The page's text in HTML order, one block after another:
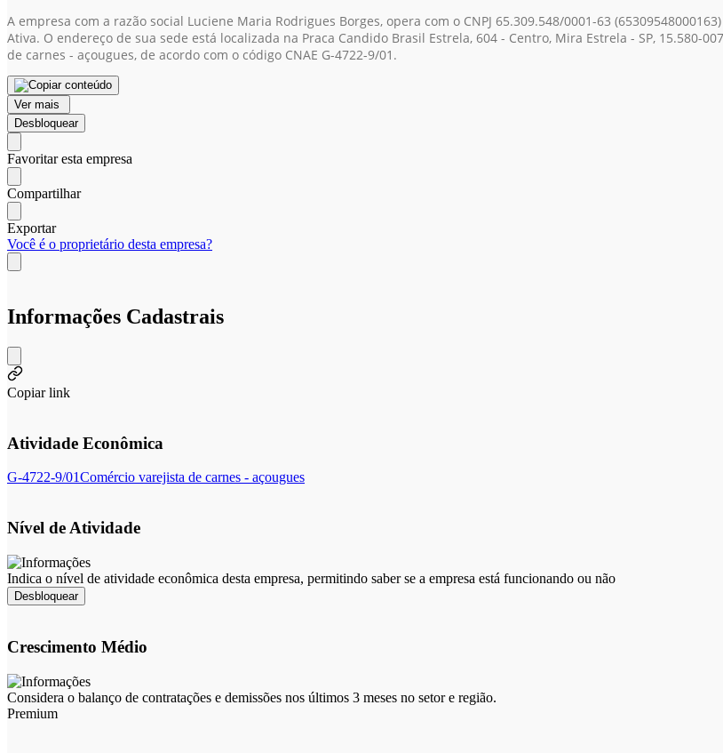
A empresa com a razão social Luciene Maria Rodrigues Borges, opera com o CNPJ 65.309.548/0001-63 (65309548000163)
Ativa. O endereço de sua sede está localizada na Praca Candido Brasil Estrela, 604 - Centro, Mira Estrela - SP, 15.580-
de carnes - açougues, de acordo com o código CNAE G-4722-9/01.
Ver mais
Desbloquear
Favoritar esta empresa
Compartilhar
Exportar
Você é o proprietário desta empresa?
Informações Cadastrais
Copiar link
Atividade Econômica
G-4722-9/01Comércio varejista de carnes - açougues
Nível de Atividade
Indica o nível de atividade econômica desta empresa, permitindo saber se a empresa está funcionando ou não
Desbloquear
Crescimento Médio
Considera o balanço de contratações e demissões nos últimos 3 meses no setor e região.
Premium